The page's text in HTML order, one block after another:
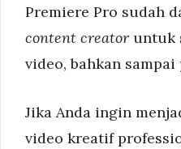
Premiere Pro sudah
content creator untuk
video, bahkan
Jika Anda ingin
video kreatif